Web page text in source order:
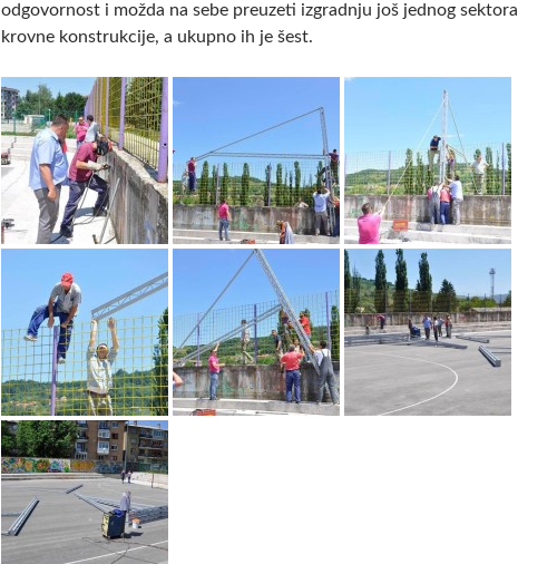
odgovornost i možda na sebe preuzeti izgradnju još jednog sektora
krovne konstrukcije, a ukupno ih je šest.